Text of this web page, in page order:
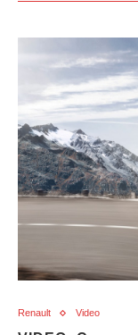
Renault Video